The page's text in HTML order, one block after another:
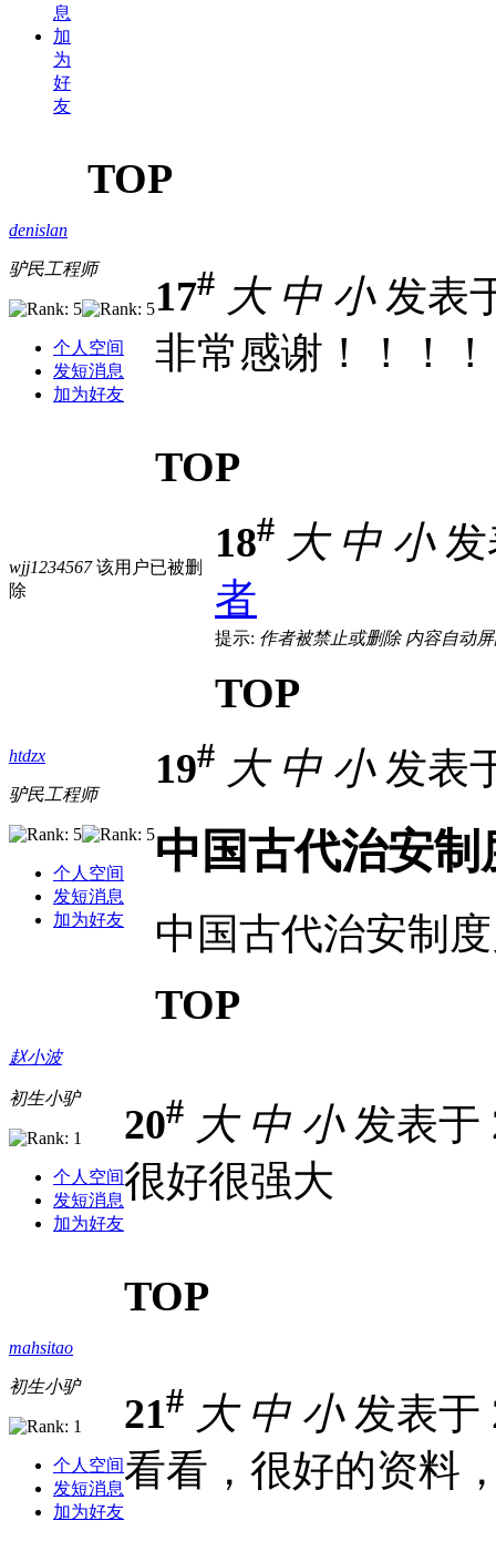
息
加
为
好
友
TOP
denislan
驴民工程师
个人空间
发短消息
加为好友
17# 大 中 小发表
非常感谢！！！
TOP
wjj1234567该用户已被删
除
18# 大 中 小发
者
提示: 作者被禁止或删除 内容自动
TOP
htdzx
驴民工程师
个人空间
发短消息
加为好友
19# 大 中 小发表
中国古代治安制
中国古代治安制
TOP
赵小波
初生小驴
个人空间
发短消息
加为好友
20# 大 中 小发表于
很好很强大
TOP
mahsitao
初生小驴
个人空间
发短消息
加为好友
21# 大 中 小发表于
看看，很好的资料